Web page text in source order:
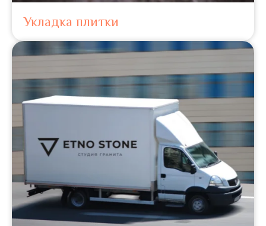
Укладка плитки